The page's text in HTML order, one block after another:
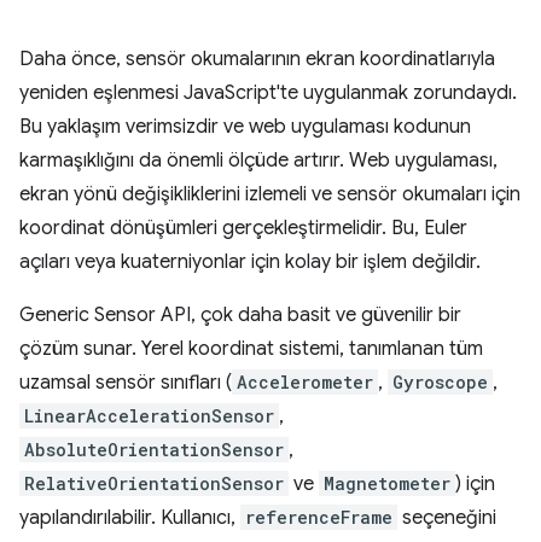
Daha önce, sensör okumalarının ekran koordinatlarıyla
yeniden eşlenmesi JavaScript'te uygulanmak zorundaydı.
Bu yaklaşım verimsizdir ve web uygulaması kodunun
karmaşıklığını da önemli ölçüde artırır. Web uygulaması,
ekran yönü değişikliklerini izlemeli ve sensör okumaları için
koordinat dönüşümleri gerçekleştirmelidir. Bu, Euler
açıları veya kuaterniyonlar için kolay bir işlem değildir.
Generic Sensor API, çok daha basit ve güvenilir bir
çözüm sunar. Yerel koordinat sistemi, tanımlanan tüm
uzamsal sensör sınıfları ( Accelerometer , Gyroscope ,
LinearAccelerationSensor ,
AbsoluteOrientationSensor ,
RelativeOrientationSensor ve Magnetometer ) için
yapılandırılabilir. Kullanıcı, referenceFrame seçeneğini